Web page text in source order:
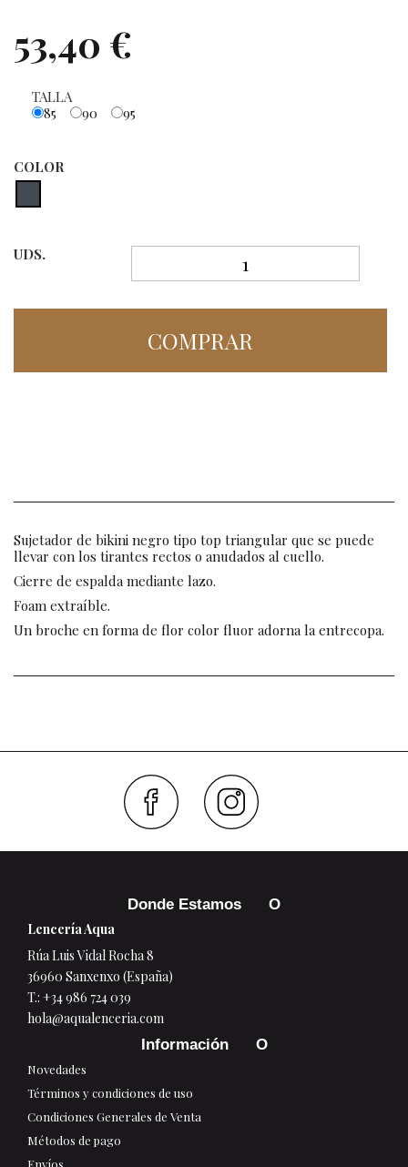
53,40 €
TALLA
85
90 95
COLOR
UDS.
COMPRAR
Sujetador de bikini negro tipo top triangular que se puede
llevar con los tirantes rectos o anudados al cuello.
Cierre de espalda mediante lazo.
Foam extraíble.
Un broche en forma de flor color fluor adorna la entrecopa.
Donde Estamos
Lencería Aqua
Rúa Luis Vidal Rocha 8
36960 Sanxenxo (España)
T.: +34 986 724 039
hola@aqualenceria.com
Información
Novedades
Términos y condiciones de uso
Condiciones Generales de Venta
Métodos de pago
Envíos